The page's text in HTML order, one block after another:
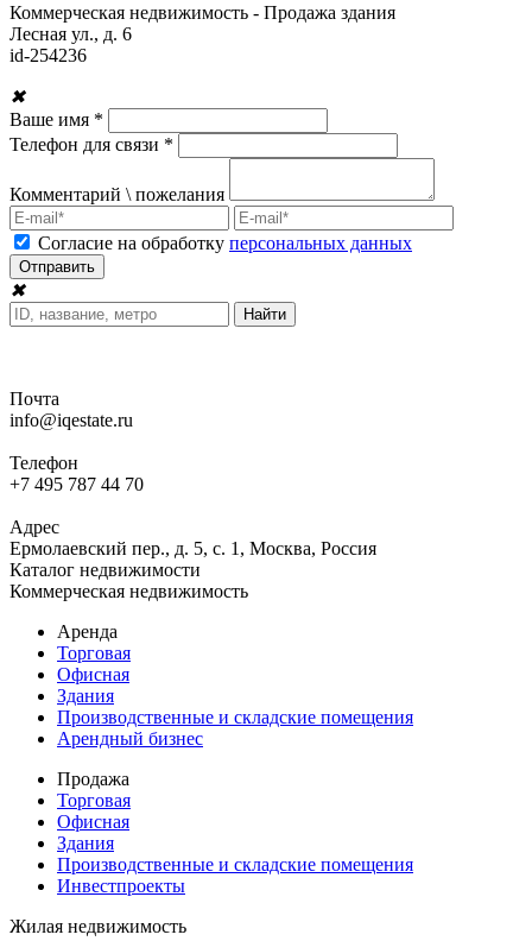
Коммерческая недвижимость - Продажа здания
Лесная ул., д. 6
id-254236
✖
Ваше имя *
Телефон для связи *
Комментарий \ пожелания
Согласие на обработку персональных данных
✖
Почта
info@iqestate.ru
Телефон
+7 495 787 44 70
Адрес
Ермолаевский пер., д. 5, с. 1, Москва, Россия
Каталог недвижимости
Коммерческая недвижимость
Аренда
Торговая
Офисная
Здания
Производственные и складские помещения
Арендный бизнес
Продажа
Торговая
Офисная
Здания
Производственные и складские помещения
Инвестпроекты
Жилая недвижимость